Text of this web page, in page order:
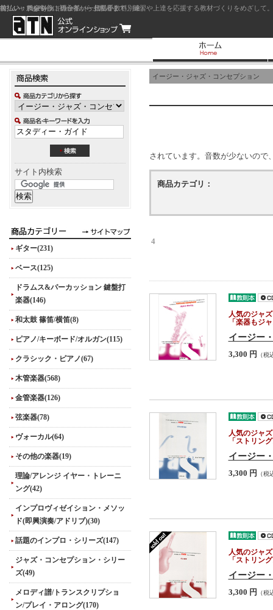
ジャズを中心に初心者から上級者まで、練習や上達を応援する教材づくりをめざし
サイト内検索
ギター(231)
ベース(125)
ドラムス&パーカッション 鍵盤打
楽器(146)
和太鼓 篠笛/横笛(8)
ピアノ/キーボード/オルガン(115)
クラシック・ピアノ(67)
木管楽器(568)
金管楽器(126)
弦楽器(78)
ヴォーカル(64)
その他の楽器(19)
理論/アレンジ イヤー・トレーニ
ング(42)
インプロヴィゼイション・メソッ
ド(即興演奏/アドリブ)(30)
話題のインプロ・シリーズ(147)
ジャズ・コンセプション・シリー
ズ(49)
メロディ譜/トランスクリプショ
ン/プレイ・アロング(170)
イージー・ジャズ・コンセプション
されています。音数が少ないので
商品カテゴリ：
4
人気のジャ
「楽器もジ
イージー
3,300 円 （税
人気のジャ
「ストリン
イージー
3,300 円 （税
人気のジャ
「ストリン
イージー
3,300 円 （税
前払い：クレジットカード（一括払い）
後払い：代金引換（現金払い・代引手数料別途）
前払い：PayPay